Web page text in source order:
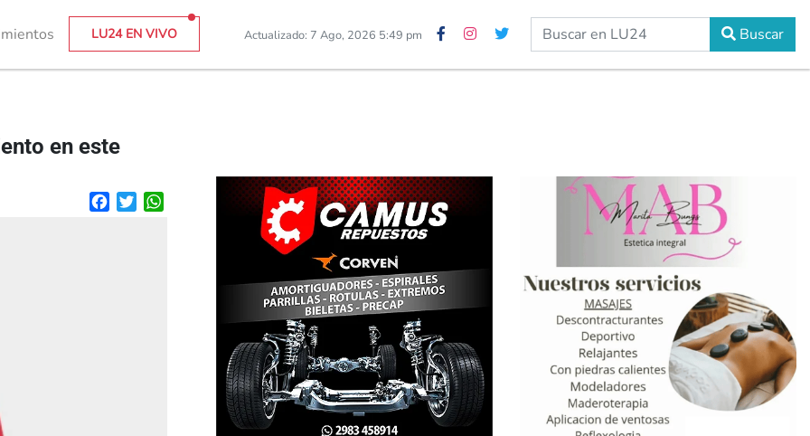
LU24 EN VIVO Actualizado: 7 Ago, 2026 5:49 pm Buscar
en este
FacebookTwitter